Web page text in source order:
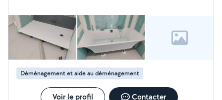
Déménagement et aide au déménagement
Voir le profil Contacter